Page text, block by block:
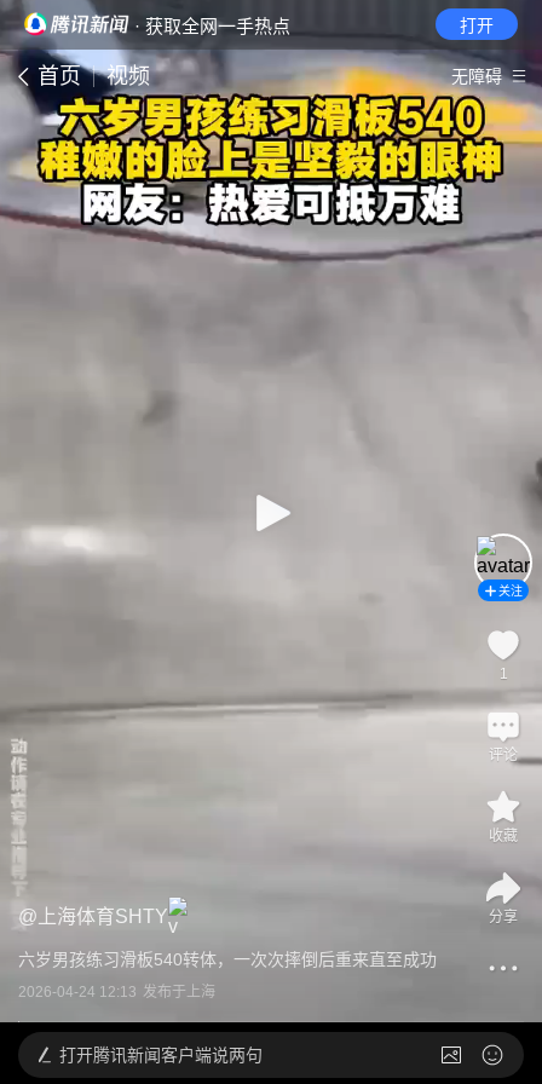
· 获取全网一手热点 打开
首页 视频 无障碍
@ 上海体育SHTY
六岁男孩练习滑板540转体，一次次摔倒后重来直至成功
2026-04-24 12:13 发布于上海
关注
1
评论
收藏
分享
打开腾讯新闻客户端说两句